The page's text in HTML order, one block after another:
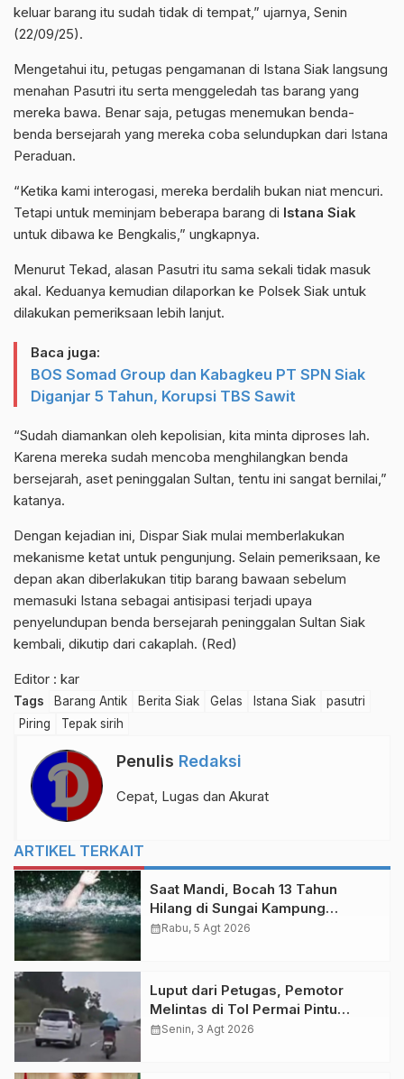
keluar barang itu sudah tidak di tempat,” ujarnya, Senin
(22/09/25).
Mengetahui itu, petugas pengamanan di Istana Siak langsung
menahan Pasutri itu serta menggeledah tas barang yang
mereka bawa. Benar saja, petugas menemukan benda-
benda bersejarah yang mereka coba selundupkan dari Istana
Peraduan.
“Ketika kami interogasi, mereka berdalih bukan niat mencuri.
Tetapi untuk meminjam beberapa barang di Istana Siak
untuk dibawa ke Bengkalis,” ungkapnya.
Menurut Tekad, alasan Pasutri itu sama sekali tidak masuk
akal. Keduanya kemudian dilaporkan ke Polsek Siak untuk
dilakukan pemeriksaan lebih lanjut.
Baca juga:
BOS Somad Group dan Kabagkeu PT SPN Siak
Diganjar 5 Tahun, Korupsi TBS Sawit
“Sudah diamankan oleh kepolisian, kita minta diproses lah.
Karena mereka sudah mencoba menghilangkan benda
bersejarah, aset peninggalan Sultan, tentu ini sangat bernilai,”
katanya.
Dengan kejadian ini, Dispar Siak mulai memberlakukan
mekanisme ketat untuk pengunjung. Selain pemeriksaan, ke
depan akan diberlakukan titip barang bawaan sebelum
memasuki Istana sebagai antisipasi terjadi upaya
penyelundupan benda bersejarah peninggalan Sultan Siak
kembali, dikutip dari cakaplah. (Red)
Editor : kar
Tags Barang Antik Berita Siak Gelas Istana Siak
pasutri
Piring
Tepak sirih
Penulis Redaksi
Cepat, Lugas dan Akurat
ARTIKEL TERKAIT
Saat Mandi, Bocah 13 Tahun
Hilang di Sungai Kampung
Rempak Siak
calendar_monthRabu, 5 Agt 2026
Luput dari Petugas, Pemotor
Melintas di Tol Permai Pintu
Kandis Tanpa Helm
calendar_monthSenin, 3 Agt 2026